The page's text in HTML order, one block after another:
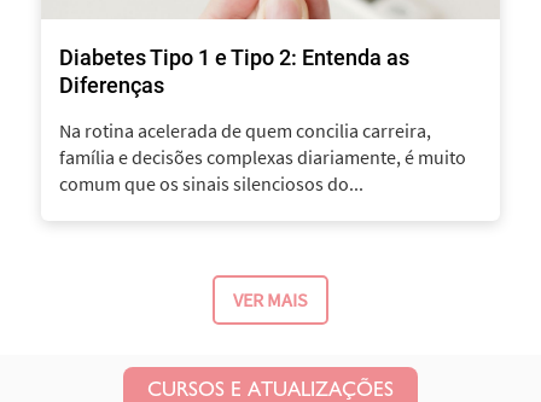
Diabetes Tipo 1 e Tipo 2: Entenda as
Diferenças
Na rotina acelerada de quem concilia carreira,
família e decisões complexas diariamente, é muito
comum que os sinais silenciosos do...
VER MAIS
CURSOS E ATUALIZAÇÕES